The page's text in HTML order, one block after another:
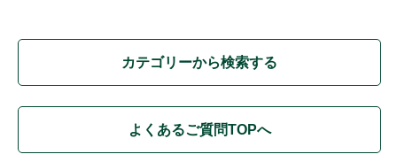
カテゴリーから検索する
よくあるご質問TOPへ